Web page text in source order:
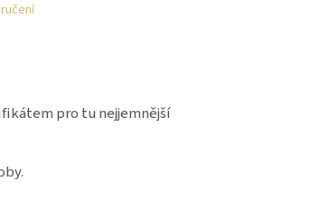
pro tu nejjemnější